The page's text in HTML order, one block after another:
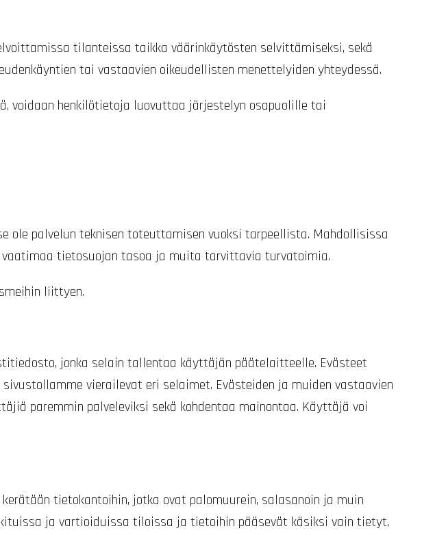
tilanteissa taikka väärinkäytösten selvittämiseksi, sekä
tai vastaavien oikeudellisten menettelyiden yhteydessä.
voidaan henkilötietoja luovuttaa järjestelyn osapuolille tai
ole palvelun teknisen toteuttamisen vuoksi tarpeellista. Mahdollisissa
tietosuojan tasoa ja muita tarvittavia turvatoimia.
liittyen.
jonka selain tallentaa käyttäjän päätelaitteelle. Evästeet
vierailevat eri selaimet. Evästeiden ja muiden vastaavien
paremmin palveleviksi sekä kohdentaa mainontaa. Käyttäjä voi
tietokantoihin, jotka ovat palomuurein, salasanoin ja muin
ja vartioiduissa tiloissa ja tietoihin pääsevät käsiksi vain tietyt,